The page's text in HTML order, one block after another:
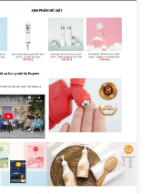
XEM THỬ